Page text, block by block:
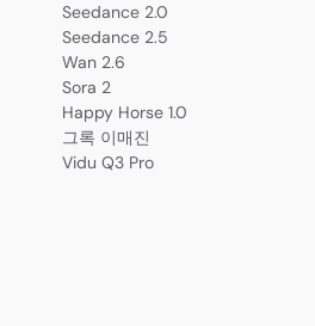
Seedance 2.0
Seedance 2.5
Wan 2.6
Sora 2
Happy Horse 1.0
그록 이매진
Vidu Q3 Pro